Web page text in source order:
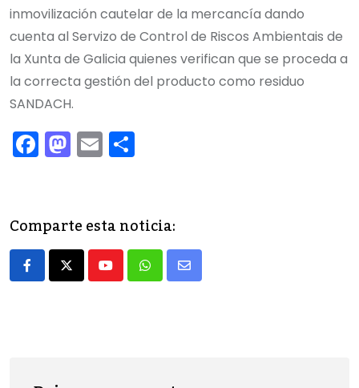
inmovilización cautelar de la mercancía dando
cuenta al Servizo de Control de Riscos Ambientais de
la Xunta de Galicia quienes verifican que se proceda a
la correcta gestión del producto como residuo
SANDACH.
F
a
e
b
o
M
a
o
d
o
E
m
l p
ar
tir
Comparte esta noticia:
YoutubeWhatsapp
Share